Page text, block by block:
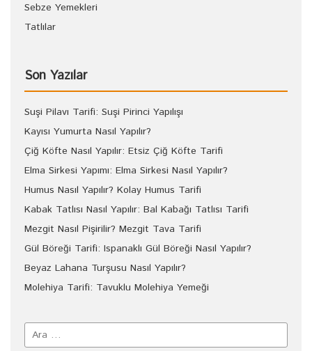
Sebze Yemekleri
Tatlılar
Son Yazılar
Suşi Pilavı Tarifi: Suşi Pirinci Yapılışı
Kayısı Yumurta Nasıl Yapılır?
Çiğ Köfte Nasıl Yapılır: Etsiz Çiğ Köfte Tarifi
Elma Sirkesi Yapımı: Elma Sirkesi Nasıl Yapılır?
Humus Nasıl Yapılır? Kolay Humus Tarifi
Kabak Tatlısı Nasıl Yapılır: Bal Kabağı Tatlısı Tarifi
Mezgit Nasıl Pişirilir? Mezgit Tava Tarifi
Gül Böreği Tarifi: Ispanaklı Gül Böreği Nasıl Yapılır?
Beyaz Lahana Turşusu Nasıl Yapılır?
Molehiya Tarifi: Tavuklu Molehiya Yemeği